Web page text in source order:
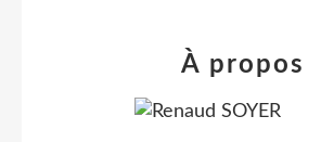
À propos